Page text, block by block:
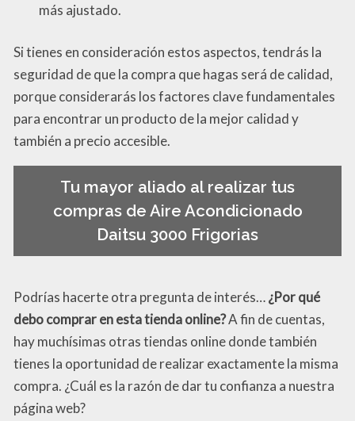
más ajustado.
Si tienes en consideración estos aspectos, tendrás la
seguridad de que la compra que hagas será de calidad,
porque considerarás los factores clave fundamentales
para encontrar un producto de la mejor calidad y
también a precio accesible.
Tu mayor aliado al realizar tus
compras de Aire Acondicionado
Daitsu 3000 Frigorias
Podrías hacerte otra pregunta de interés…¿Por qué
debo comprar en esta tienda online?A fin de cuentas,
hay muchísimas otras tiendas online donde también
tienes la oportunidad de realizar exactamente la misma
compra. ¿Cuál es la razón de dar tu confianza a nuestra
página web?